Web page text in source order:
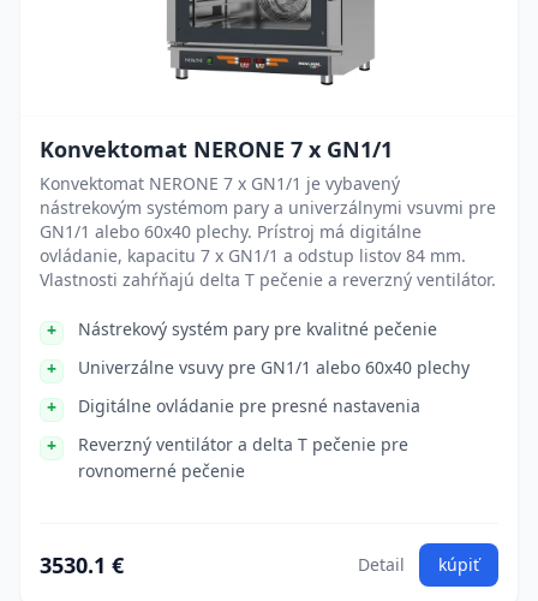
Konvektomat NERONE 7 x GN1/1
Konvektomat NERONE 7 x GN1/1 je vybavený
nástrekovým systémom pary a univerzálnymi vsuvmi pre
GN1/1 alebo 60x40 plechy. Prístroj má digitálne
ovládanie, kapacitu 7 x GN1/1 a odstup listov 84 mm.
Vlastnosti zahŕňajú delta T pečenie a reverzný ventilátor.
Nástrekový systém pary pre kvalitné pečenie
Univerzálne vsuvy pre GN1/1 alebo 60x40 plechy
Digitálne ovládanie pre presné nastavenia
Reverzný ventilátor a delta T pečenie pre
rovnomerné pečenie
3530.1 € Detail kúpiť